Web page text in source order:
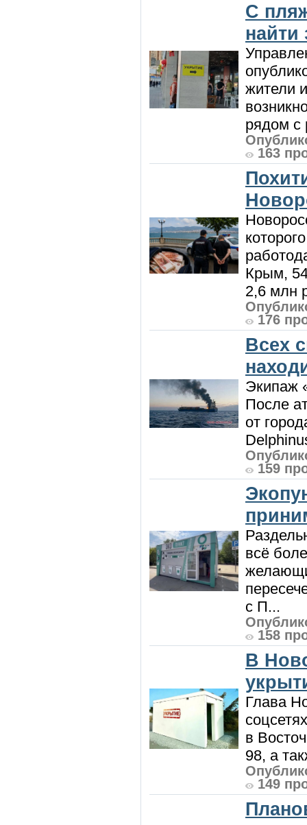
С
жители
рядом с
163
Крым,
2,6 млн
176
Всех
Экипаж
После
от
159
всё
с П...
158
В
Глава
в
98, а
149